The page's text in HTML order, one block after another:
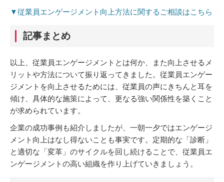
▼従業員エンゲージメント向上方法に関するご相談はこちら
記事まとめ
以上、従業員エンゲージメントとは何か、また向上させるメ
リットや方法について振り返ってきました。従業員エンゲー
ジメントを向上させるためには、従業員の声にきちんと耳を
傾け、具体的な施策によって、更なる強い関係性を築くこと
が求められています。
企業の成功事例も紹介しましたが、一朝一夕ではエンゲージ
メント向上はなし得ないことも事実です。定期的な「診断」
と適切な「変革」のサイクルを回し続けることで、従業員エ
ンゲージメントの高い組織を作り上げていきましょう。